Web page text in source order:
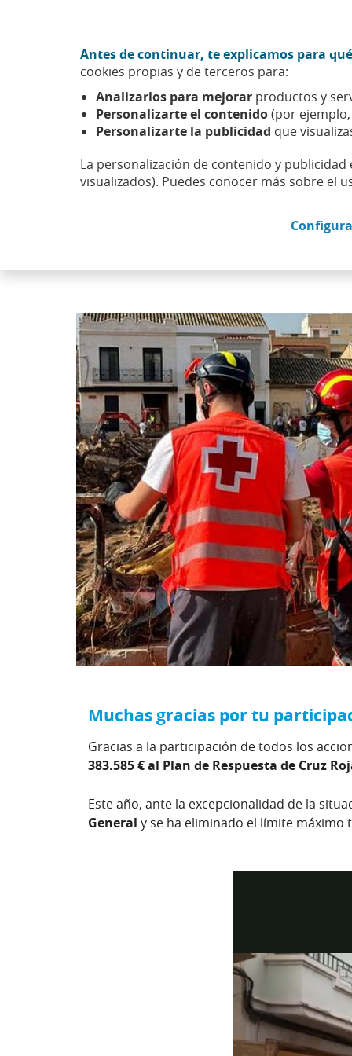
Antes de continuar, te explicamos para
cookies propias y de terceros para:
Analizarlos para mejorar productos y
Personalizarte el contenido(por
Personalizarte la publicidad que
La personalización de contenido y
visualizados). Puedes conocer más sobre el
Sobre nosotros
Accionistas e inversores Gobierno corporativo y
Participación
Muchas gracias por tu
Gracias a la participación de todos los
383.585 € al Plan de Respuesta de Cruz
Este año, ante la excepcionalidad de la
General y se ha eliminado el límite máximo